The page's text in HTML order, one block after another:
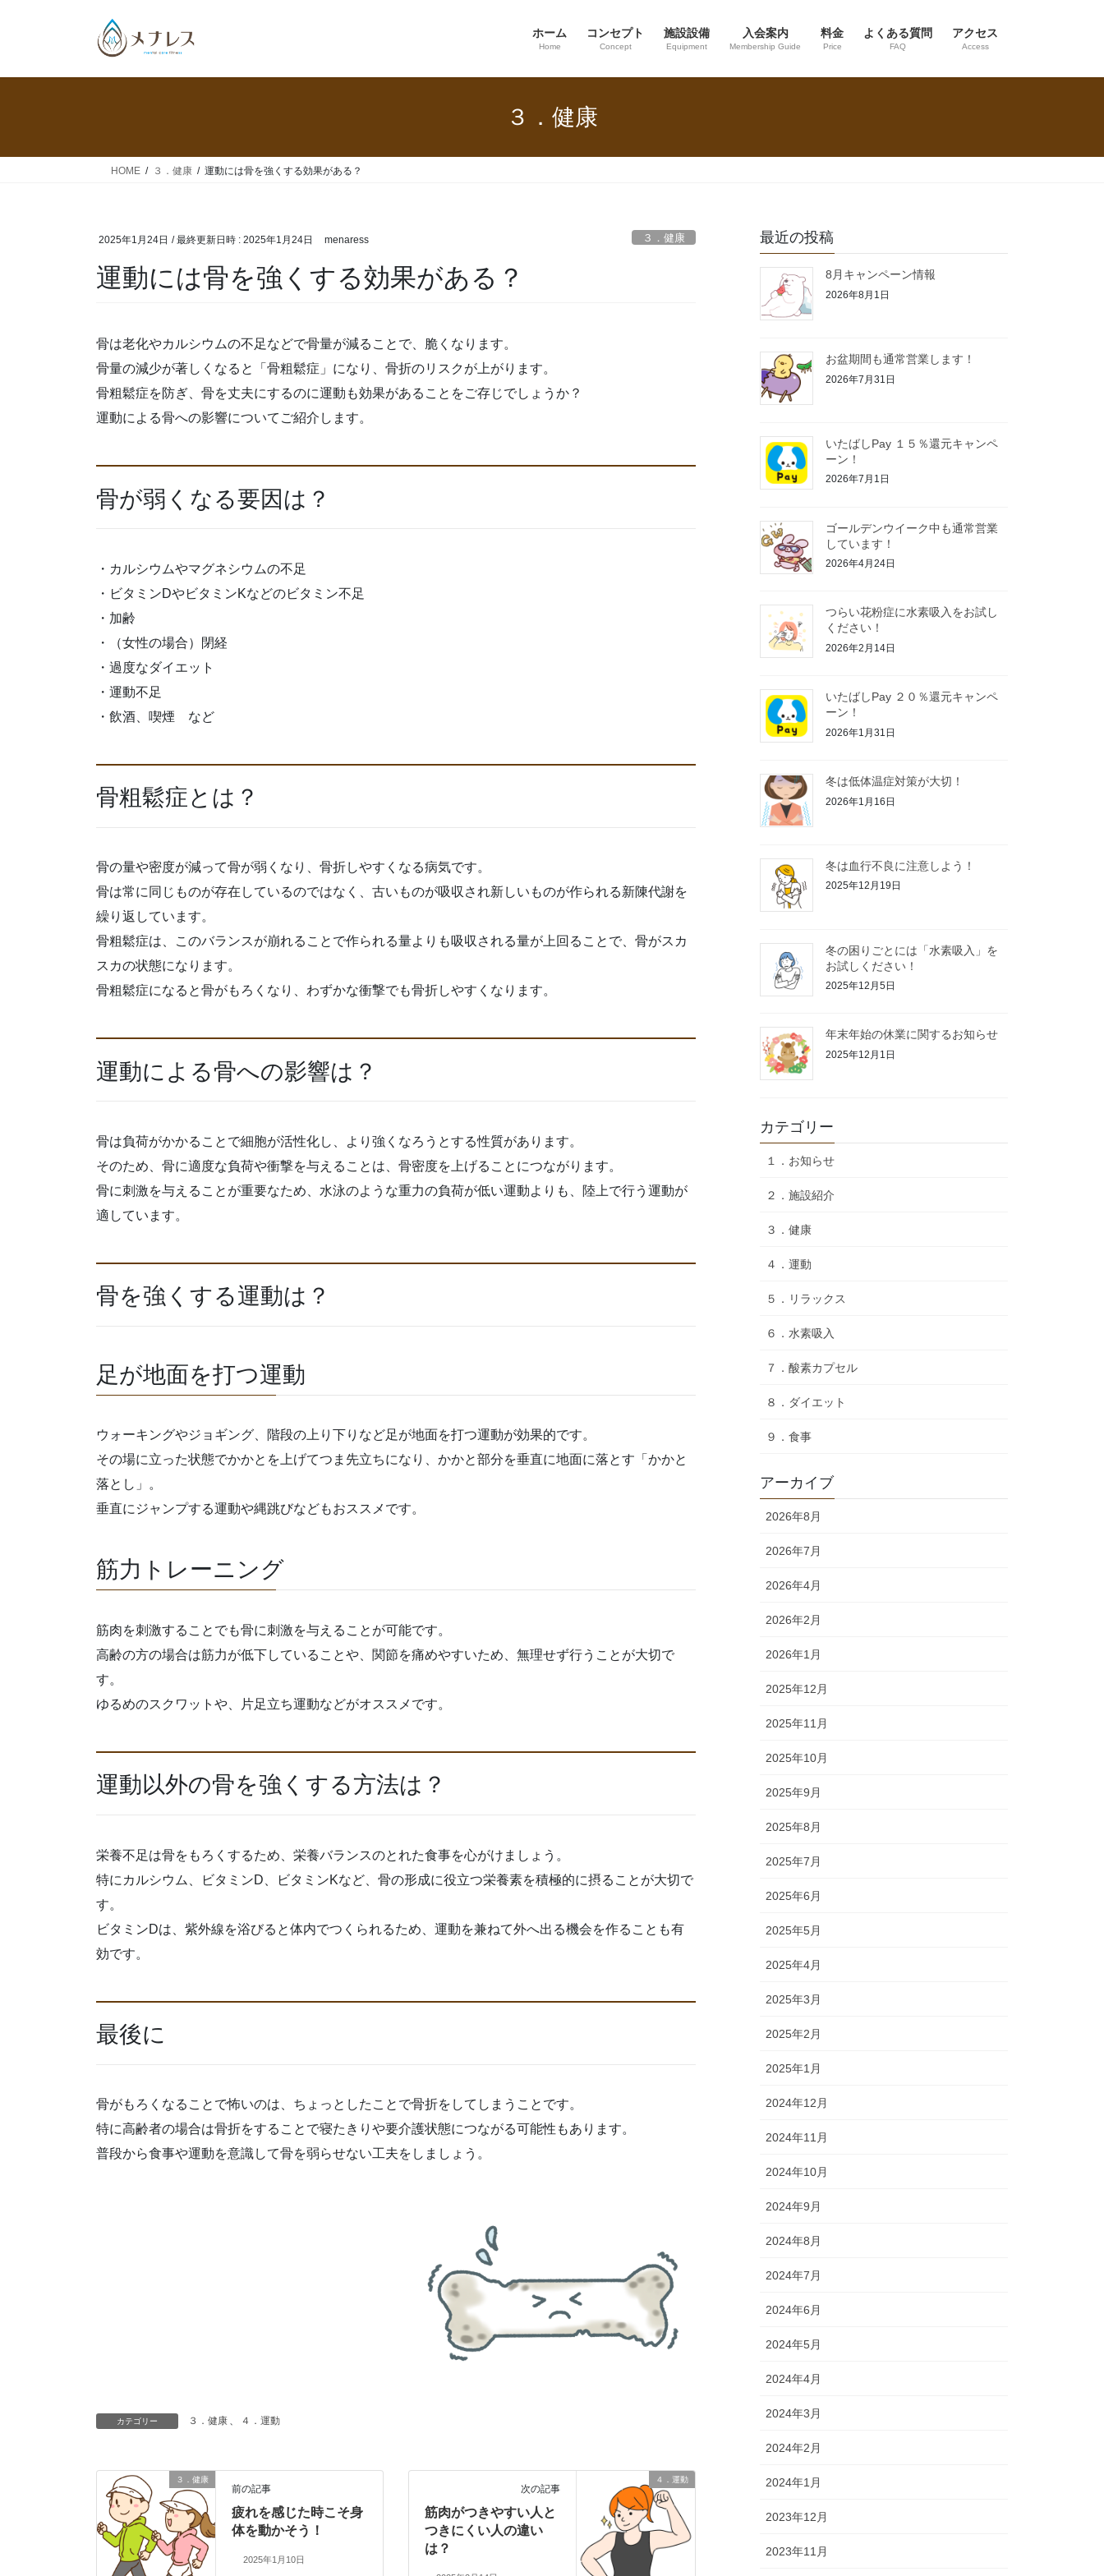
ホーム
Home
コンセプト
Concept
施設設備
Equipment
入会案内
Membership Guide
料金
Price
よくある質問
FAQ
アクセス
Access
３．健康
HOME ３．健康 運動には骨を強くする効果がある？
2025年1月24日 / 最終更新日時 : 2025年1月24日 menaress ３．健康
運動には骨を強くする効果がある？
骨は老化やカルシウムの不足などで骨量が減ることで、脆くなります。
骨量の減少が著しくなると「骨粗鬆症」になり、骨折のリスクが上がります。
骨粗鬆症を防ぎ、骨を丈夫にするのに運動も効果があることをご存じでしょうか？
運動による骨への影響についてご紹介します。
骨が弱くなる要因は？
・カルシウムやマグネシウムの不足
・ビタミンDやビタミンKなどのビタミン不足
・加齢
・（女性の場合）閉経
・過度なダイエット
・運動不足
・飲酒、喫煙 など
骨粗鬆症とは？
骨の量や密度が減って骨が弱くなり、骨折しやすくなる病気です。
骨は常に同じものが存在しているのではなく、古いものが吸収され新しいものが作られる新陳代謝を
繰り返しています。
骨粗鬆症は、このバランスが崩れることで作られる量よりも吸収される量が上回ることで、骨がスカ
スカの状態になります。
骨粗鬆症になると骨がもろくなり、わずかな衝撃でも骨折しやすくなります。
運動による骨への影響は？
骨は負荷がかかることで細胞が活性化し、より強くなろうとする性質があります。
そのため、骨に適度な負荷や衝撃を与えることは、骨密度を上げることにつながります。
骨に刺激を与えることが重要なため、水泳のような重力の負荷が低い運動よりも、陸上で行う運動が
適しています。
骨を強くする運動は？
足が地面を打つ運動
ウォーキングやジョギング、階段の上り下りなど足が地面を打つ運動が効果的です。
その場に立った状態でかかとを上げてつま先立ちになり、かかと部分を垂直に地面に落とす「かかと
落とし」。
垂直にジャンプする運動や縄跳びなどもおススメです。
筋力トレーニング
筋肉を刺激することでも骨に刺激を与えることが可能です。
高齢の方の場合は筋力が低下していることや、関節を痛めやすいため、無理せず行うことが大切で
す。
ゆるめのスクワットや、片足立ち運動などがオススメです。
運動以外の骨を強くする方法は？
栄養不足は骨をもろくするため、栄養バランスのとれた食事を心がけましょう。
特にカルシウム、ビタミンD、ビタミンKなど、骨の形成に役立つ栄養素を積極的に摂ることが大切で
す。
ビタミンDは、紫外線を浴びると体内でつくられるため、運動を兼ねて外へ出る機会を作ることも有
効です。
最後に
骨がもろくなることで怖いのは、ちょっとしたことで骨折をしてしまうことです。
特に高齢者の場合は骨折をすることで寝たきりや要介護状態につながる可能性もあります。
普段から食事や運動を意識して骨を弱らせない工夫をしましょう。
カテゴリー ３．健康 、 ４．運動
３．健康
前の記事
疲れを感じた時こそ身
体を動かそう！
2025年1月10日
４．運動
次の記事
筋肉がつきやすい人と
つきにくい人の違い
は？
最近の投稿
8月キャンペーン情報
2026年8月1日
お盆期間も通常営業します！
2026年7月31日
いたばしPay １５％還元キャンペ
ーン！
2026年7月1日
ゴールデンウイーク中も通常営業
しています！
2026年4月24日
つらい花粉症に水素吸入をお試し
ください！
2026年2月14日
いたばしPay ２０％還元キャンペ
ーン！
2026年1月31日
冬は低体温症対策が大切！
2026年1月16日
冬は血行不良に注意しよう！
2025年12月19日
冬の困りごとには「水素吸入」を
お試しください！
2025年12月5日
年末年始の休業に関するお知らせ
2025年12月1日
カテゴリー
１．お知らせ
２．施設紹介
３．健康
４．運動
５．リラックス
６．水素吸入
７．酸素カプセル
８．ダイエット
９．食事
アーカイブ
2026年8月
2026年7月
2026年4月
2026年2月
2026年1月
2025年12月
2025年11月
2025年10月
2025年9月
2025年8月
2025年7月
2025年6月
2025年5月
2025年4月
2025年3月
2025年2月
2025年1月
2024年12月
2024年11月
2024年10月
2024年9月
2024年8月
2024年7月
2024年6月
2024年5月
2024年4月
2024年3月
2024年2月
2024年1月
2023年12月
2023年11月